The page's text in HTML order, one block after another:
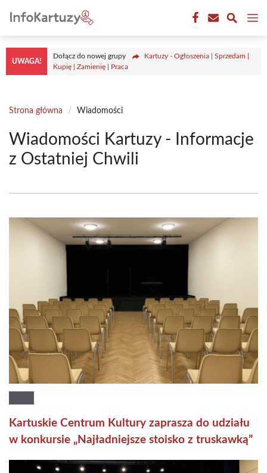
treści
UWAGA!
Dołącz do nowej grupy
Kartuzy - Ogłoszenia | Sprzedam |
Kupię | Zamienię | Praca
Strona główna / Wiadomości
Wiadomości Kartuzy - Informacje
z Ostatniej Chwili
Kartuskie Centrum Kultury zaprasza do udziału
w konkursie „Najładniejsze stoisko z truskawką”